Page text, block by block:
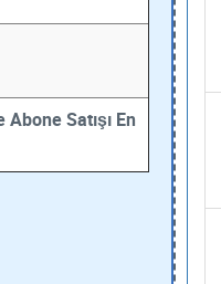
Satışı En